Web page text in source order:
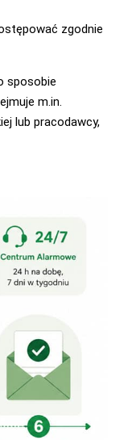
zgodnie
sposobie
m.in.
lub pracodawcy,